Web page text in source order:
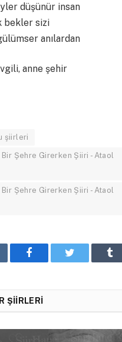
düşünür insan
bekler sizi
anılardan
anne şehir
şiirleri
Bir Şehre Girerken Şiiri - Ataol
Bir Şehre Girerken Şiiri - Ataol
FacebookTwitter
ŞIIRLERI